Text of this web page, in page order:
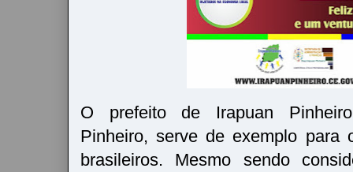
O prefeito de Irapuan
Pinheiro, serve de exemplo para
brasileiros. Mesmo sendo